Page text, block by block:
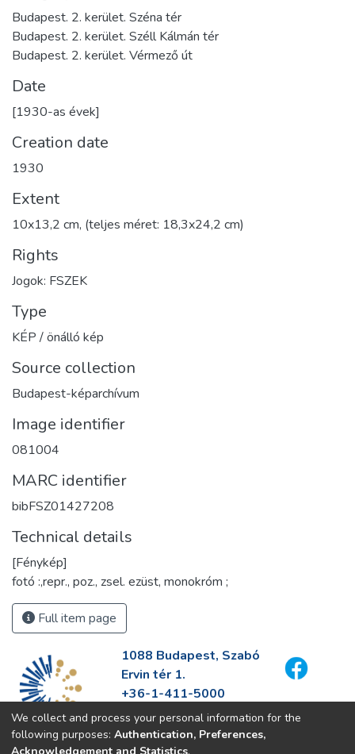
Budapest. 2. kerület. Széna tér
Budapest. 2. kerület. Széll Kálmán tér
Budapest. 2. kerület. Vérmező út
Date
[1930-as évek]
Creation date
1930
Extent
10x13,2 cm, (teljes méret: 18,3x24,2 cm)
Rights
Jogok: FSZEK
Type
KÉP / önálló kép
Source collection
Budapest-képarchívum
Image identifier
081004
MARC identifier
bibFSZ01427208
Technical details
[Fénykép]
fotó :,repr., poz., zsel. ezüst, monokróm ;
Full item page
1088 Budapest, Szabó
Ervin tér 1.
+36-1-411-5000
info@fszek.hu
https://fszek.hu
We collect and process your personal information for the
following purposes: Authentication, Preferences,